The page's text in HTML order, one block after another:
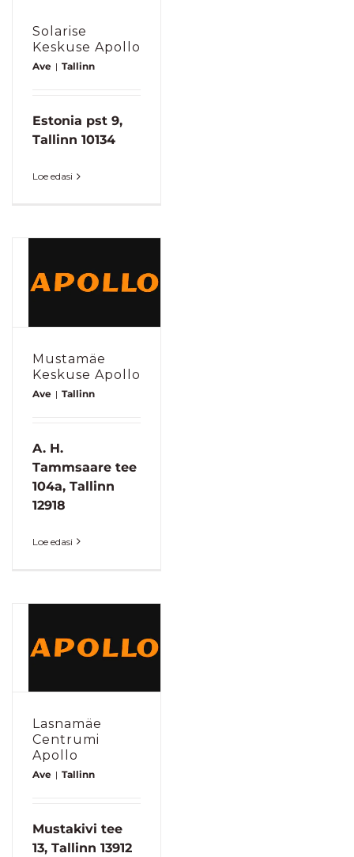
Solarise
Keskuse Apollo
Ave | Tallinn
Estonia pst 9,
Tallinn 10134
Loe edasi
Mustamäe
Keskuse Apollo
Ave | Tallinn
A. H.
Tammsaare tee
104a, Tallinn
12918
Loe edasi
Lasnamäe
Centrumi
Apollo
Ave | Tallinn
Mustakivi tee
13, Tallinn 13912